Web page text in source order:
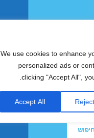
We use cookies to enhance
personalized ads or
clicking "Accept All",
Accept All
חיפוש